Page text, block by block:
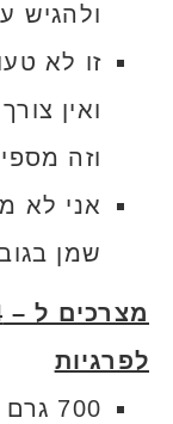
ולהגיש
זו לא
ואין
וזה
אני לא
שמן בגובה 1 ס"מ זה
מצרכים ל – 4 מנות
לפרגיות
700